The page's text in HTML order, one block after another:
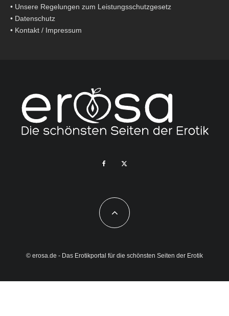
• Unsere Regelungen zum Leistungsschutzgesetz
• Datenschutz
• Kontakt / Impressum
© erosa.de - Das Erotikportal für die schönsten Seiten der Erotik